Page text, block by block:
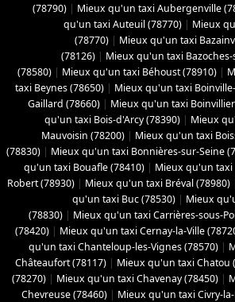
(78790) | Mieux qu'un taxi Aubergenville
qu'un taxi Auteuil (78770) | Mieux
(78770) | Mieux qu'un taxi
(78126) | Mieux qu'un taxi
(78580) | Mieux qu'un taxi Béhoust (78910) |
taxi Beynes (78650) | Mieux qu'un taxi
Gaillard (78660) | Mieux qu'un taxi
qu'un taxi Bois-d'Arcy (78390) | Mieux
Mauvoisin (78200) | Mieux qu'un taxi
(78830) | Mieux qu'un taxi Bonnières-sur-Seine
qu'un taxi Bouafle (78410) | Mieux qu'un taxi
Robert (78930) | Mieux qu'un taxi Bréval (78980)
qu'un taxi Buc (78530) | Mieux
(78830) | Mieux qu'un taxi Carrières-sous-
(78420) | Mieux qu'un taxi Cernay-la-Ville
qu'un taxi Chanteloup-les-Vignes (78570) |
Châteaufort (78117) | Mieux qu'un taxi Chatou
(78270) | Mieux qu'un taxi Chavenay (78450) |
Chevreuse (78460) | Mieux qu'un taxi Civry-